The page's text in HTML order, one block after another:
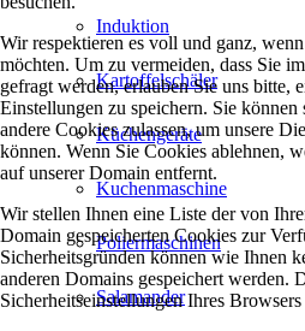
Induktion
Kartoffelschäler
Küchengeräte
Kuchenmaschine
Poliermaschinen
Salamander
Wir respektieren es voll und ganz,
möchten. Um zu vermeiden, dass Sie
gefragt werden, erlauben Sie uns bitte,
Einstellungen zu speichern. Sie können
andere Cookies zulassen, um unsere
können. Wenn Sie Cookies ablehnen,
auf unserer Domain entfernt.
Wir stellen Ihnen eine Liste der von
Domain gespeicherten Cookies zur
Sicherheitsgründen können wie Ihnen
anderen Domains gespeichert werden.
Sicherheitseinstellungen Ihres Browsers